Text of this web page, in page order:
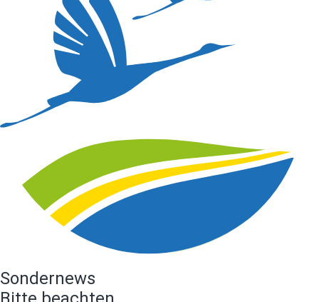
Sondernews